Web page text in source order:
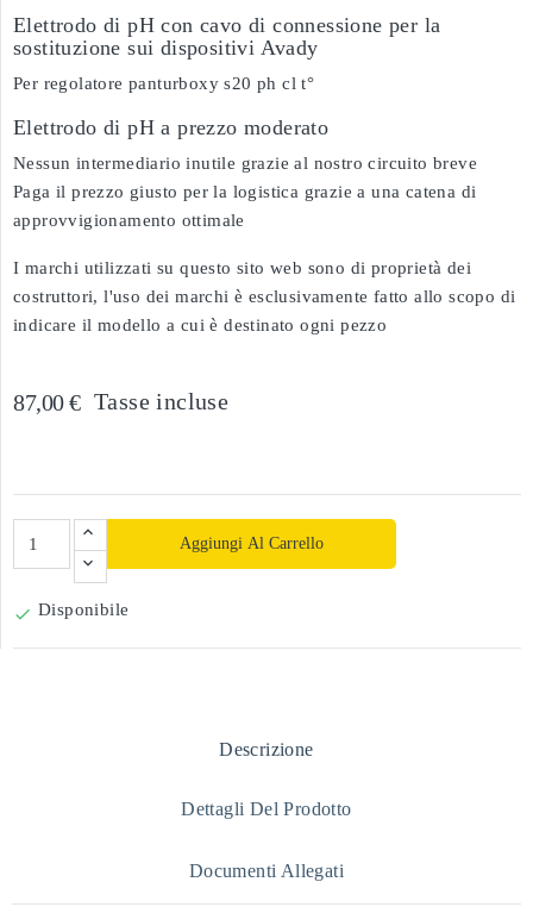
Elettrodo di pH con cavo di connessione per la
sostituzione sui dispositivi Avady
Per regolatore panturboxy s20 ph cl t°
Elettrodo di pH a prezzo moderato
Nessun intermediario inutile grazie al nostro circuito breve
Paga il prezzo giusto per la logistica grazie a una catena di
approvvigionamento ottimale
I marchi utilizzati su questo sito web sono di proprietà dei
costruttori, l'uso dei marchi è esclusivamente fatto allo scopo di
indicare il modello a cui è destinato ogni pezzo
87,00 € Tasse incluse
Aggiungi Al Carrello
 Disponibile
Descrizione
Dettagli Del Prodotto
Documenti Allegati